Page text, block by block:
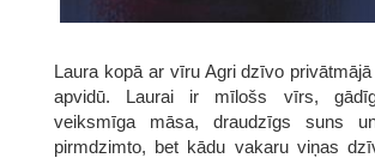
Laura kopā ar vīru Agri dzīvo
apvidū. Laurai ir mīlošs vīrs,
veiksmīga māsa, draudzīgs suns
pirmdzimto, bet kādu vakaru viņas